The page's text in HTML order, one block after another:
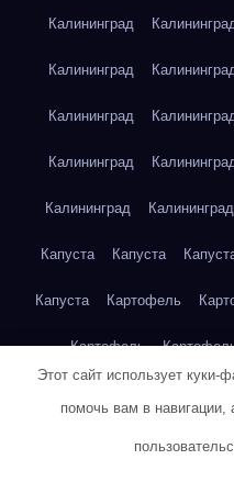
Калининград
Калининград
Калининград
Калининград
Калининград Калининград
Капуста Капуста
Капуста Картофель
Картофель
Этот сайт использует куки-
помочь вам в навигации,